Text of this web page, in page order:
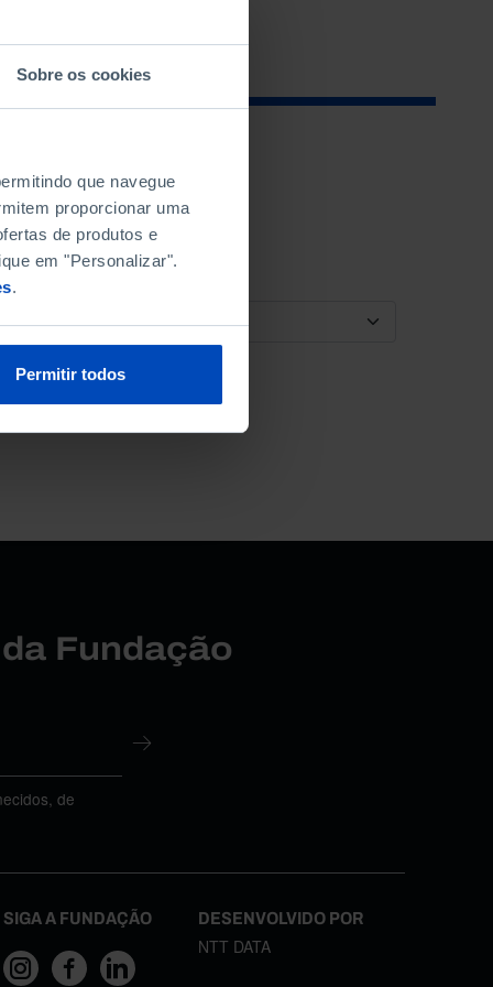
Sobre os cookies
que navegue
proporcionar uma
de produtos e
em "Personalizar".
.
Permitir todos
ORDENAR POR
Fundação
de
SIGA A FUNDAÇÃO DESENVOLVIDO POR
NTT DATA